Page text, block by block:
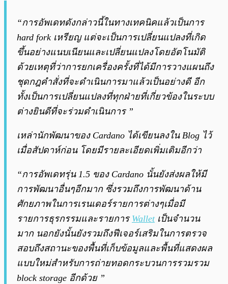
“การอัพเดทดังกล่าวนี้ในทางเทคนิคแล้วเป็นการ
hard fork เหรียญ แต่จะเป็นการเปลี่ยนแปลงที่เกิด
ขึ้นอย่างแนบเนียนและเปลี่ยนแปลงโดยอัตโนมัติ
ด้วยเหตุที่ว่าการยกเครื่องครั้งที่ได้มีการวางแผนถึง
ชุดกฎคำสั่งที่จะดำเนินการมาแล้วเป็นอย่างดี อีก
ทั้งเป็นการเปลี่ยนแปลงที่ทุกฝ่ายที่เกี่ยวข้องในระบบ
ต่างยินดีที่จะร่วมดำเนินการ ”
เหล่านักพัฒนาของ Cardano ได้เขียนลงใน Blog ไว้
เมื่อสัปดาห์ก่อน โดยมีรายละเอียดเพิ่มเติมอีกว่า
“การอัพเดทรุ่น 1.5 ของ Cardano นั้นยังส่งผลให้มี
การพัฒนาอื่นๆอีกมาก ซึ่งรวมถึงการพัฒนาด้าน
ศักยภาพในการเรนเดอร์รายการต่างๆเมื่อมี
รายการธุรกรรมและรายการ Walletเป็นจำนวน
มาก นอกยังนั้นยังรวมถึงฟีเจอร์เสริมในการตรวจ
สอบถึงสถานะของพื้นที่เก็บข้อมูลและพื้นที่แสดงผล
แบบใหม่สำหรับการถ่ายทอดกระบวนการรวมรวม
block storage อีกด้วย ”